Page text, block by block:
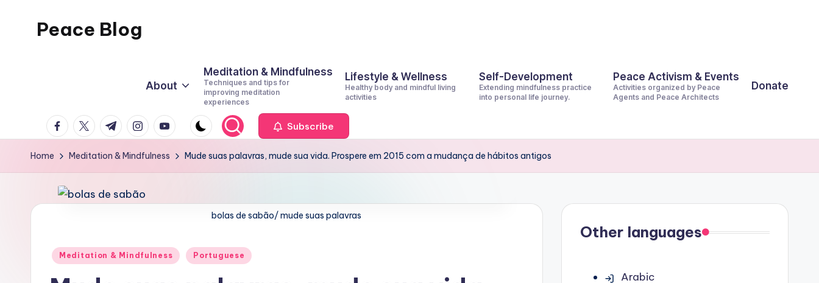
Peace Blog
This
About
Meditation & Mindfulness
Techniques and tips for
improving meditation
experiences
Lifestyle & Wellness
Healthy body and mindful living
activities
Self-Development
Extending mindfulness practice
into personal life journey.
Peace Activism & Events
Activities organized by Peace
Agents and Peace Architects
Donate
facebook.com
twitter.com
t.me instagram.com
youtube.com Subscribe
Home Meditation & Mindfulness Mude suas palavras, mude sua vida. Prospere em 2015 com a mudança de hábitos antigos
bolas de sabão/ mude suas palavras
Posted
Meditation & Mindfulness Portuguese
Other languages
Arabic